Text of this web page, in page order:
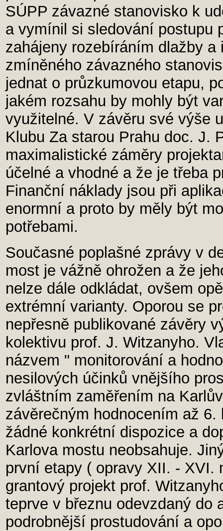
SÚPP závazné stanovisko k
a vymínil si sledování postupu
zahájeny rozebíráním dlažby
zmíněného závazného
jednat o průzkumovou etapu,
jakém rozsahu by mohly být
využitelné. V závěru své výše
Klubu Za starou Prahu doc. J.
maximalistické záměry
účelné a vhodné a že je třeba
Finanční náklady jsou při
enormní a proto by měly být
potřebami.
Současné poplašné zprávy v
most je vážně ohrožen a že
nelze dále odkládat, ovšem
extrémní varianty. Oporou se
nepřesně publikované závěry
kolektivu prof. J. Witzanyho.
názvem " monitorování a
nesilových účinků vnějšího
zvláštním zaměřením na
závěrečným hodnocením až
žádné konkrétní dispozice a
Karlova mostu neobsahuje.
první etapy ( opravy XII. - XVI.
grantový projekt prof.
teprve v březnu odevzdaný do
podrobnější prostudování a